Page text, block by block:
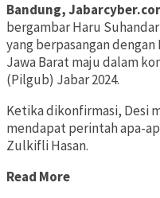
Bandung,
bergambar Haru
yang berpasangan dengan
Jawa Barat maju dalam
(Pilgub) Jabar 2024.
Ketika dikonfirmasi, Desi
mendapat perintah apa-
Zulkifli Hasan.
Read More